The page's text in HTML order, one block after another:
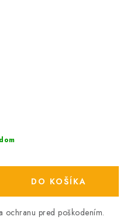
DO KOŠÍKA
ochranu pred poškodením.